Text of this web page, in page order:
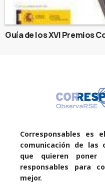
Guía de los XVI Premios
Corresponsables es
comunicación de las
que quieren poner
responsables para
mejor.